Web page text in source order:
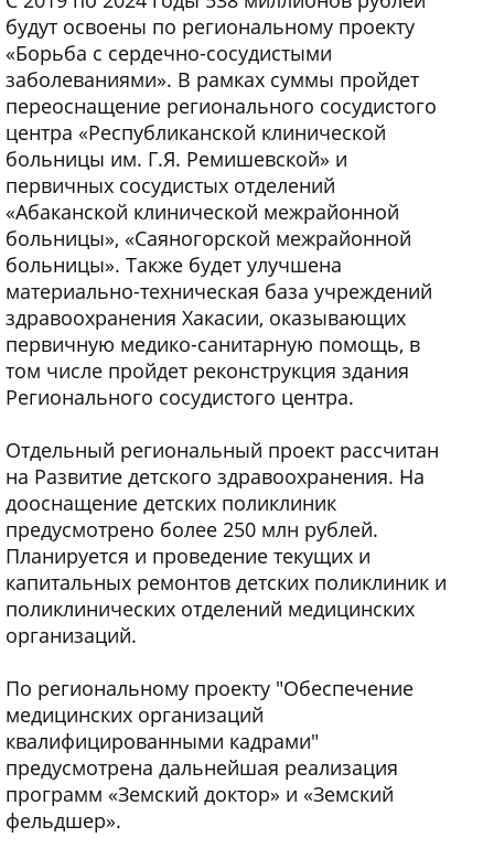
будут освоены по региональному проекту
«Борьба с сердечно-сосудистыми
заболеваниями». В рамках суммы пройдет
переоснащение регионального сосудистого
центра «Республиканской клинической
больницы им. Г.Я. Ремишевской» и
первичных сосудистых отделений
«Абаканской клинической межрайонной
больницы», «Саяногорской межрайонной
больницы». Также будет улучшена
материально-техническая база учреждений
здравоохранения Хакасии, оказывающих
первичную медико-санитарную помощь, в
том числе пройдет реконструкция здания
Регионального сосудистого центра.
Отдельный региональный проект рассчитан
на Развитие детского здравоохранения. На
дооснащение детских поликлиник
предусмотрено более 250 млн рублей.
Планируется и проведение текущих и
капитальных ремонтов детских поликлиник и
поликлинических отделений медицинских
организаций.
По региональному проекту "Обеспечение
медицинских организаций
квалифицированными кадрами"
предусмотрена дальнейшая реализация
программ «Земский доктор» и «Земский
фельдшер».